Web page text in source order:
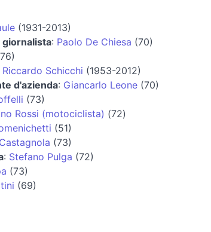
(1931-2013)
giornalista: Paolo De Chiesa (70)
Riccardo Schicchi (1953-2012)
d'azienda: Giancarlo Leone(70)
(73)
Rossi (motociclista) (72)
(51)
(73)
: Stefano Pulga (72)
(73)
(69)